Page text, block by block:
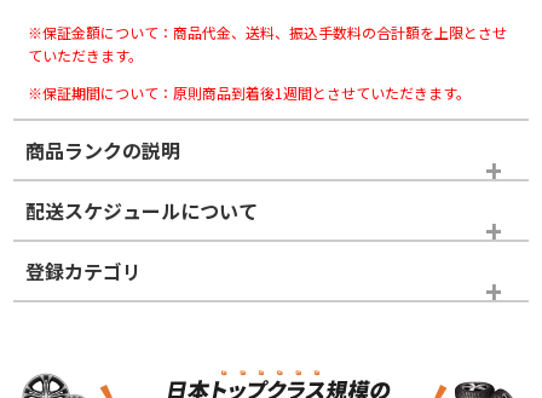
※保証金額について：商品代金、送料、振込手数料の合計額を上限とさせ
ていただきます。
※保証期間について：原則商品到着後1週間とさせていただきます。
商品ランクの説明
※商品ランクは出品者の主観により判断しておりますので、あら
かじめご了承ください。
ホイールランク
配送スケジュールについて
登録カテゴリ
ホイールのみ